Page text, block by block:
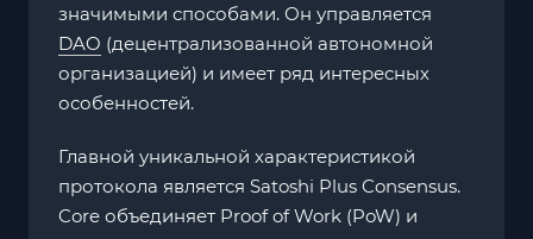
значимыми способами. Он управляется
DAO (децентрализованной автономной
организацией) и имеет ряд интересных
особенностей.
Главной уникальной характеристикой
протокола является Satoshi Plus Consensus.
Core объединяет Proof of Work (PoW) и